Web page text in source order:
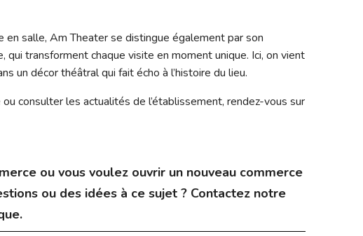
salle, Am Theater se distingue également par son
transforment chaque visite en moment unique. Ici, on vient
un décor théâtral qui fait écho à l’histoire du lieu.
consulter les actualités de l’établissement, rendez-vous sur
ou vous voulez ouvrir un nouveau commerce
ou des idées à ce sujet ? Contactez notre